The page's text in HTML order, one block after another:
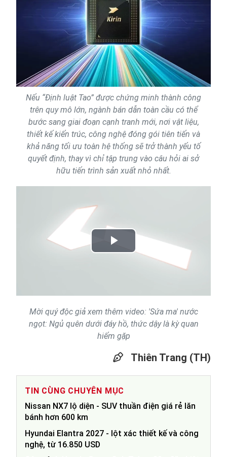
Nếu “Định luật Tao” được chứng minh thành công
trên quy mô lớn, ngành bán dẫn toàn cầu có thể
bước sang giai đoạn cạnh tranh mới, nơi vật liệu,
thiết kế kiến trúc, công nghệ đóng gói tiên tiến và
khả năng tối ưu toàn hệ thống sẽ trở thành yếu tố
quyết định, thay vì chỉ tập trung vào câu hỏi ai sở
hữu tiến trình sản xuất nhỏ nhất.
Play
Mời quý độc giả xem thêm video: 'Sứa ma' nước
ngọt: Ngủ quên dưới đáy hồ, thức dậy là kỳ quan
hiếm gặp
Thiên Trang (TH)
TIN CÙNG CHUYÊN MỤC
Nissan NX7 lộ diện - SUV thuần điện giá rẻ lăn
bánh hơn 600 km
Hyundai Elantra 2027 - lột xác thiết kế và công
nghệ, từ 16.850 USD